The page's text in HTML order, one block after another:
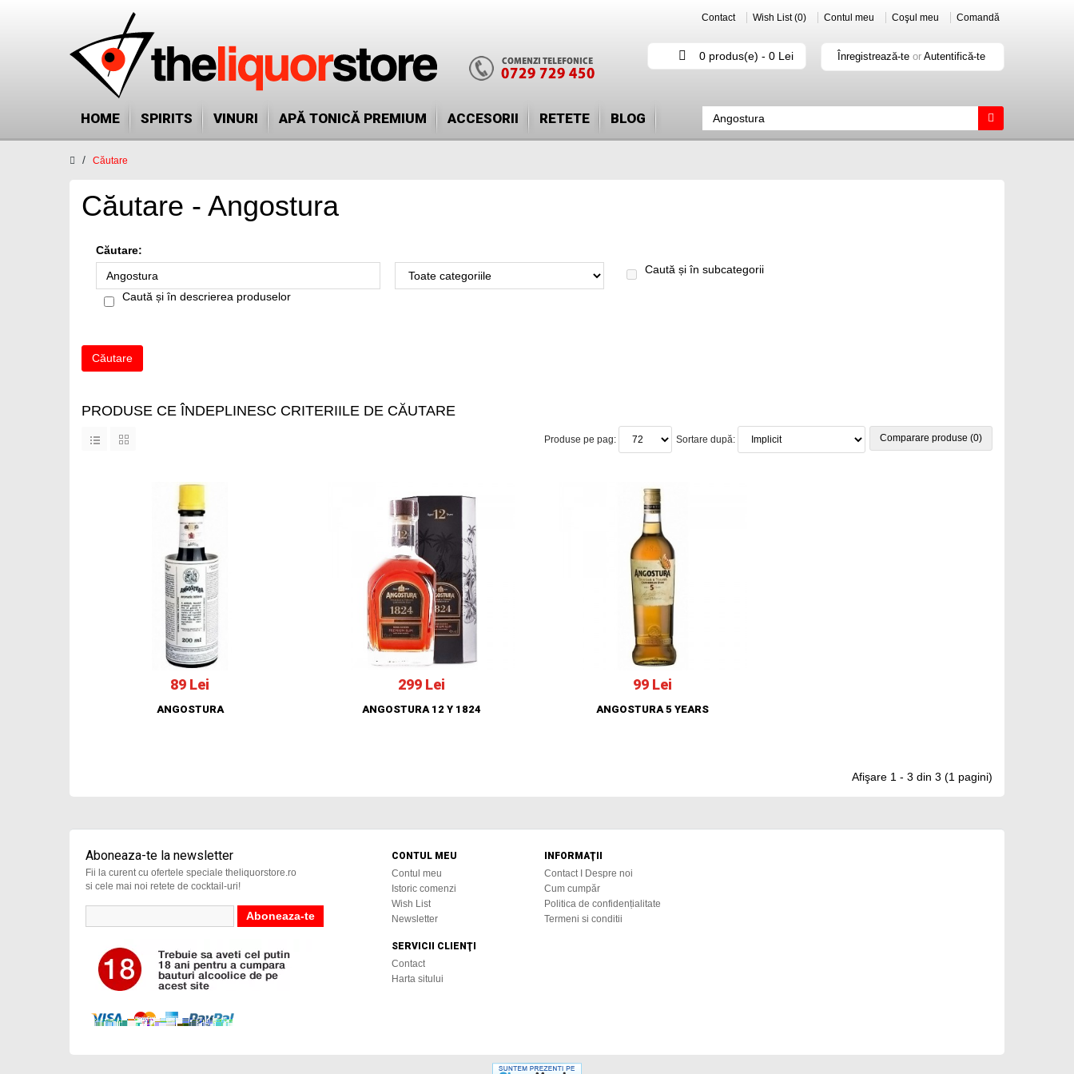
Contact Wish List (0) Contul meu Coşul meu Comandă
0 produs(e) - 0 Lei Înregistrează-te orAutentifică-te
HOME SPIRITS VINURI APĂ TONICĂ PREMIUM ACCESORII RETETE BLOG
Căutare
Căutare - Angostura
Căutare:
Caută și în subcategorii
Caută și în descrierea produselor
PRODUSE CE ÎNDEPLINESC CRITERIILE DE CĂUTARE
Comparare produse (0)
Sortare după:
Produse pe pag:
89 Lei
ANGOSTURA
299 Lei
ANGOSTURA 12 Y 1824
99 Lei
ANGOSTURA 5 YEARS
Afişare 1 - 3 din 3 (1 pagini)
Aboneaza-te la newsletter
Fii la curent cu ofertele speciale theliquorstore.ro
si cele mai noi retete de cocktail-uri!
CONTUL MEU
Contul meu
Istoric comenzi
Wish List
Newsletter
SERVICII CLIENŢI
Contact
Harta sitului
INFORMAŢII
Contact I Despre noi
Cum cumpăr
Politica de confidențialitate
Termeni si conditii